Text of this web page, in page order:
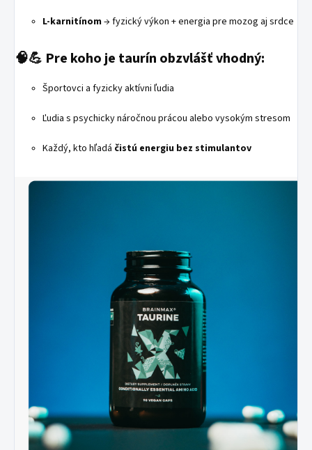
L-karnitínom → fyzický výkon + energia pre mozog aj srdce
🧠💪 Pre koho je taurín obzvlášť vhodný:
Športovci a fyzicky aktívni ľudia
Ľudia s psychicky náročnou prácou alebo vysokým stresom
Každý, kto hľadá čistú energiu bez stimulantov